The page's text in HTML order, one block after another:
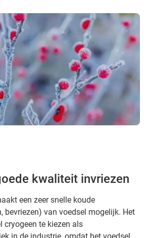
kwaliteit invriezen
een zeer snelle koude
bevriezen) van voedsel mogelijk. Het
cryogeen te kiezen als
in de industrie, omdat het voedsel